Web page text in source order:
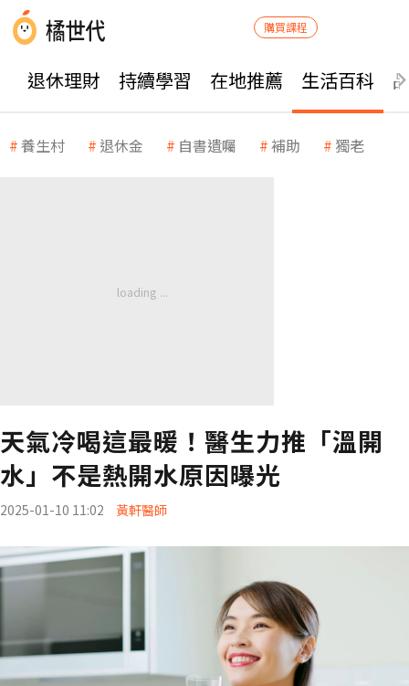
購買課程
退休理財 持續學習 在地推薦 生活百科
養生村 退休金 自書遺囑 補助 獨老
天氣冷喝這最暖！醫生力推「溫開
水」不是熱開水原因曝光
2025-01-10 11:02 黃軒醫師